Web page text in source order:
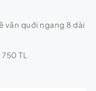
văn quới ngang 8 dài
TL